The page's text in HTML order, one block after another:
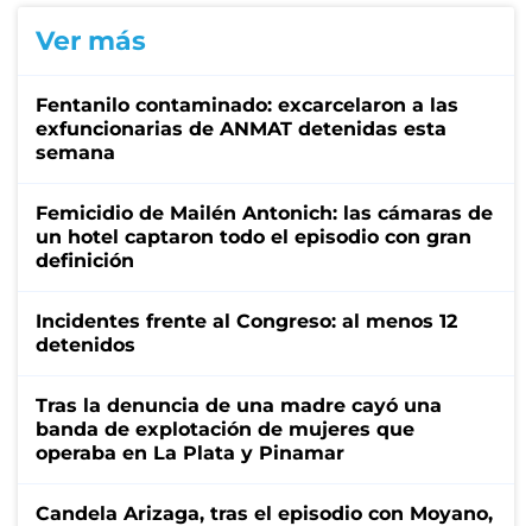
Ver más
Fentanilo contaminado: excarcelaron a las
exfuncionarias de ANMAT detenidas esta
semana
Femicidio de Mailén Antonich: las cámaras de
un hotel captaron todo el episodio con gran
definición
Incidentes frente al Congreso: al menos 12
detenidos
Tras la denuncia de una madre cayó una
banda de explotación de mujeres que
operaba en La Plata y Pinamar
Candela Arizaga, tras el episodio con Moyano,